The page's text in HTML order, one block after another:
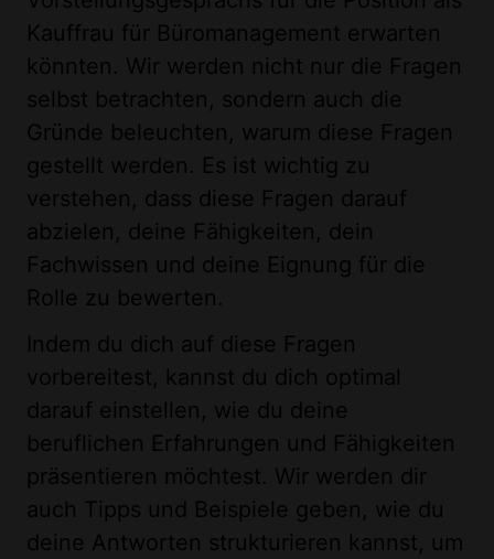
Kauffrau für Büromanagement erwarten
könnten. Wir werden nicht nur die Fragen
selbst betrachten, sondern auch die
Gründe beleuchten, warum diese Fragen
gestellt werden. Es ist wichtig zu
verstehen, dass diese Fragen darauf
abzielen, deine Fähigkeiten, dein
Fachwissen und deine Eignung für die
Rolle zu bewerten.
Indem du dich auf diese Fragen
vorbereitest, kannst du dich optimal
darauf einstellen, wie du deine
beruflichen Erfahrungen und Fähigkeiten
präsentieren möchtest. Wir werden dir
auch Tipps und Beispiele geben, wie du
deine Antworten strukturieren kannst, um